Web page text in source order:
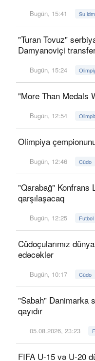
Bugün, 15:41 Su
"Turan Tovuz"
Damyanoviçi
Bugün, 15:24
"More Than Medals
Bugün, 12:54
Olimpiya
Bugün, 12:46 Cüdo
"Qarabağ" Konfrans
qarşılaşacaq
Bugün, 12:25 Futbol
Cüdoçularımız
edəcəklər
Bugün, 10:17 Cüdo
"Sabah" Danimarka
qayıdır
05.08.2026, 23:23
FIFA U-15 və U-20